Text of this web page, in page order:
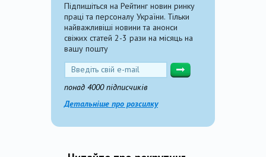
Підпишіться на Рейтинг новин ринку
праці та персоналу України. Тільки
найважливіші новини та анонси
свіжих статей 2-3 рази на місяць на
вашу пошту
понад 4000 підписчиків
Детальніше про розсилку